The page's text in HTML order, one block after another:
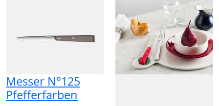
Messer N°125
Pfefferfarben